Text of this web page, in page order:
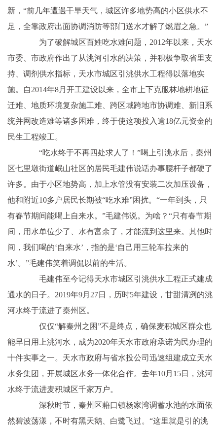
新，“前几年遭遇干旱天气，城区许多地势高的小区供水不
足，全靠政府出面协调消防等部门送水才解了燃眉之急。”
为了破解城区百姓吃水难问题，2012年以来，天水
市委、市政府作出了从洮河引水的决策，并积极争取省里支
持、调剂供水指标，天水市城区引洮供水工程得以落地实
施。自2014年8月开工建设以来，全市上下克服林地耕地征
迁难、地质环境复杂施工难、跨区域跨地市协调难、新旧系
统并网改造难等诸多困难，终于使这项投入逾18亿元资金的
民生工程竣工。
“吃水终于不再四处求人了！”喝上引洮水后，秦州
区七里墩街道岷山社区的居民毛建伟说话办事腰杆子都硬了
许多。由于小区地势高，加上水管没有安装二次加压设备，
他和附近10多户居民长期被“吃水难”困扰。“一年到头，只
有春节期间能喝上自来水。”毛建伟说。为啥？“只有春节期
间，用水单位少了、水有富余了，才能流到这里来。其他时
间，我们喝的‘自来水’，指的是‘自己用三轮车拉来的
水’。”毛建伟笑着调侃以前的生活。
毛建伟至今记得天水市城区引洮供水工程正式建成
通水的日子。2019年9月27日，历时5年建设，甘甜清冽的洮
河水终于流进了秦州区。
仅仅“解秦州之困”不是终点，确保麦积城区群众也
能早日用上洮河水，成为2020年天水市政府承诺为民办理的
十件实事之一。天水市政府与省水投公司迅速组建成立天水
水务集团，开展城区水务一体化合作。去年10月15日，洮河
水终于流进麦积城区千家万户。
深秋时节，秦州区藉口镇杨家湾调蓄水池的水面依
然碧波荡漾，不时有黑天鹅、白鹭飞过。“这里就是引的洮